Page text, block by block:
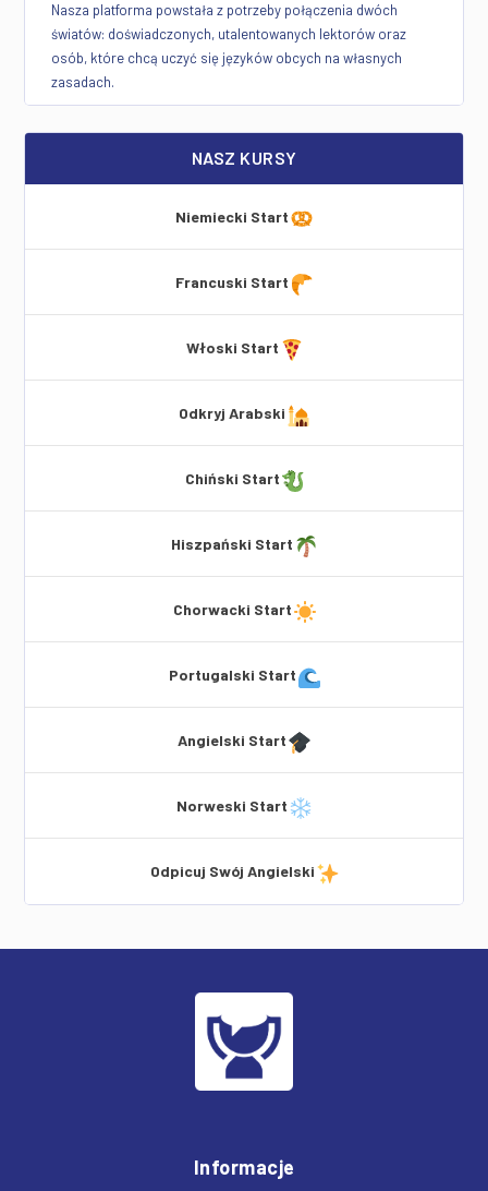
Nasza platforma powstała z potrzeby połączenia dwóch
światów: doświadczonych, utalentowanych lektorów oraz
osób, które chcą uczyć się języków obcych na własnych
zasadach.
NASZ KURSY
Niemiecki Start
Francuski Start
Włoski Start
Odkryj Arabski
Chiński Start
Hiszpański Start
Chorwacki Start
Portugalski Start
Angielski Start
Norweski Start
Odpicuj Swój Angielski
Informacje